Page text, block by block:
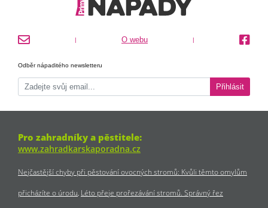
O webu
Odběr nápaditého newsletteru
Přihlásit
Pro zahradníky a pěstitele:
www.zahradkarskaporadna.cz
Nejčastější chyby při pěstování ovocných stromů: Kvůli těmto omylům
přicházíte o úrodu Léto přeje prořezávání stromů. Správný řez